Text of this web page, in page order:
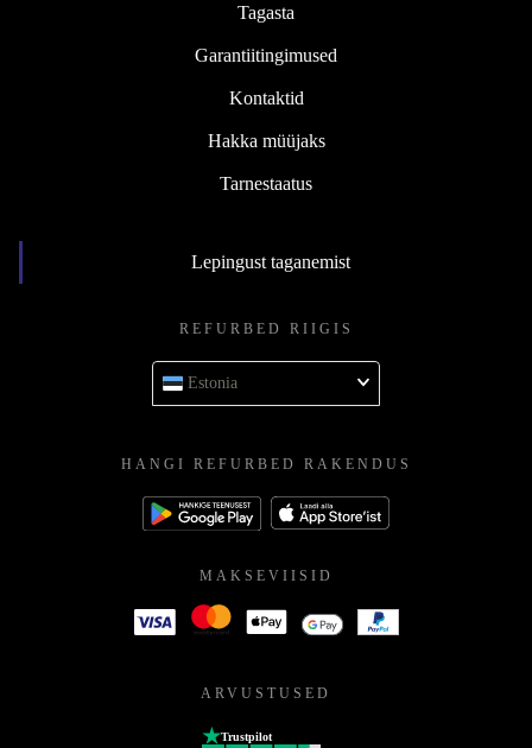
Tagasta
Garantiitingimused
Kontaktid
Hakka müüjaks
Tarnestaatus
Lepingust taganemist
REFURBED RIIGIS
Estonia
HANGI REFURBED RAKENDUS
MAKSEVIISID
ARVUSTUSED
Trustpilot